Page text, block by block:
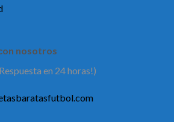
nosotros
en 24 horas!)